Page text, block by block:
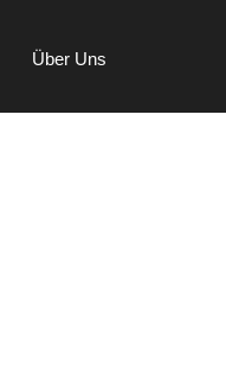
Über Uns